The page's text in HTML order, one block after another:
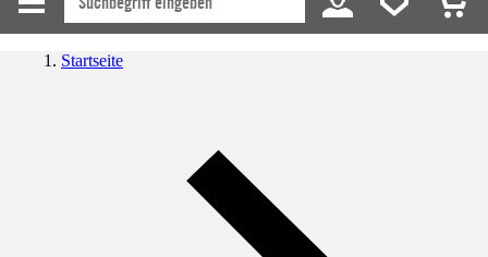
Startseite